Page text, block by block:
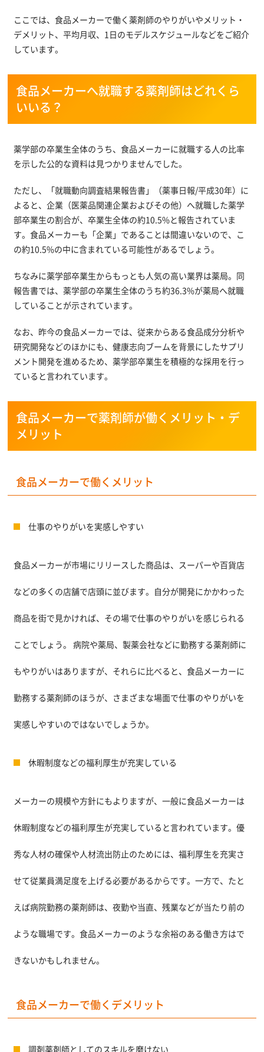
ここでは、食品メーカーで働く薬剤師のやりがいやメリット・
デメリット、平均月収、1日のモデルスケジュールなどをご紹介
しています。
食品メーカーへ就職する薬剤師はどれくら
いいる？
薬学部の卒業生全体のうち、食品メーカーに就職する人の比率
を示した公的な資料は見つかりませんでした。
ただし、「就職動向調査結果報告書」（薬事日報/平成30年）に
よると、企業（医薬品関連企業およびその他）へ就職した薬学
部卒業生の割合が、卒業生全体の約10.5%と報告されていま
す。食品メーカーも「企業」であることは間違いないので、こ
の約10.5%の中に含まれている可能性があるでしょう。
ちなみに薬学部卒業生からもっとも人気の高い業界は薬局。同
報告書では、薬学部の卒業生全体のうち約36.3%が薬局へ就職
していることが示されています。
なお、昨今の食品メーカーでは、従来からある食品成分分析や
研究開発などのほかにも、健康志向ブームを背景にしたサプリ
メント開発を進めるため、薬学部卒業生を積極的な採用を行っ
ていると言われています。
食品メーカーで薬剤師が働くメリット・デ
メリット
食品メーカーで働くメリット
仕事のやりがいを実感しやすい
食品メーカーが市場にリリースした商品は、スーパーや百貨店
などの多くの店舗で店頭に並びます。自分が開発にかかわった
商品を街で見かければ、その場で仕事のやりがいを感じられる
ことでしょう。 病院や薬局、製薬会社などに勤務する薬剤師に
もやりがいはありますが、それらに比べると、食品メーカーに
勤務する薬剤師のほうが、さまざまな場面で仕事のやりがいを
実感しやすいのではないでしょうか。
休暇制度などの福利厚生が充実している
メーカーの規模や方針にもよりますが、一般に食品メーカーは
休暇制度などの福利厚生が充実していると言われています。優
秀な人材の確保や人材流出防止のためには、福利厚生を充実さ
せて従業員満足度を上げる必要があるからです。一方で、たと
えば病院勤務の薬剤師は、夜勤や当直、残業などが当たり前の
ような職場です。食品メーカーのような余裕のある働き方はで
きないかもしれません。
食品メーカーで働くデメリット
調剤薬剤師としてのスキルを磨けない